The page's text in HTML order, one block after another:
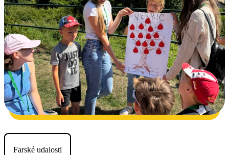
Farské udalosti